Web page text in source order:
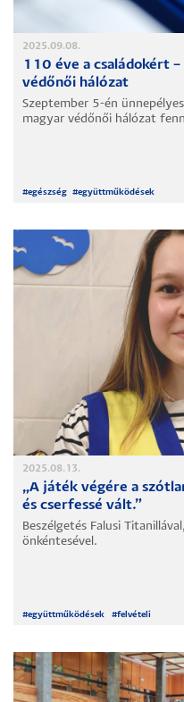
2025.09.08.
110 éve a családokért
védőnői hálózat
Szeptember 5-én
magyar védőnői hálózat
#egészség #együttműködések
2025.08.13.
„A játék végére a
és cserfessé vált.”
Beszélgetés Falusi
önkéntesével.
#együttműködések #felvételi